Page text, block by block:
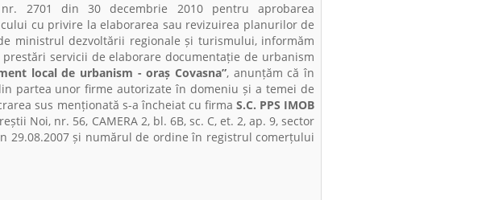
2701 din 30 decembrie 2010 pentru aprobarea
cu privire la elaborarea sau revizuirea planurilor de
ministrul dezvoltării regionale și turismului, informăm
servicii de elaborare documentație de urbanism
local de urbanism - oraș Covasna”, anunțăm că în
partea unor firme autorizate în domeniu și a temei de
sus menționată s-a încheiat cu firma S.C. PPS IMOB
Noi, nr. 56, CAMERA 2, bl. 6B, sc. C, et. 2, ap. 9, sector
29.08.2007 și numărul de ordine în registrul comerțului